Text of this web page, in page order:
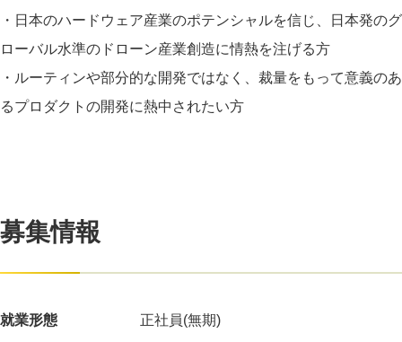
・日本のハードウェア産業のポテンシャルを信じ、日本発のグ
ローバル水準のドローン産業創造に情熱を注げる方
・ルーティンや部分的な開発ではなく、裁量をもって意義のあ
るプロダクトの開発に熱中されたい方
募集情報
就業形態 正社員(無期)